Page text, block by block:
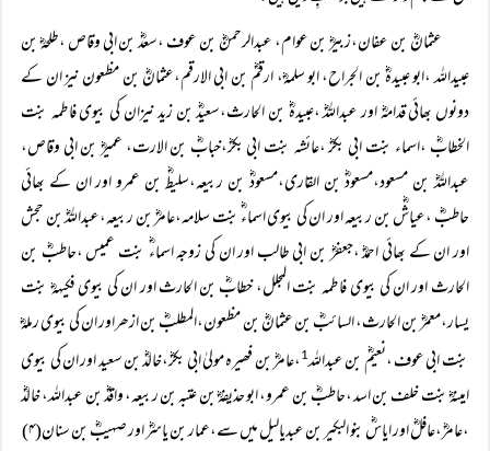
عثمانؓ بن عفان،زبیرؓ بن عوام، عبدالرحمنؓ بن عوف ،سعدؓ بن ابی وقاص ،طلحہؓ بن
عبیداللہ ،ابو عبیدہؓ بن الجراح، ابو سلمہؓ، ارقمؓ بن ابی الارقم،عثمانؓ بن مظعون نیز ان کے
دونوں بھائی قدامہؓ اور عبداللہؓ ،عبیدہؓ بن الحارث،سعیدؓ بن زید نیزان کی بیوی فاطمہ بنت
الخطابؓ ،اسماء بنت ابی بکرؓ ،عائشہ بنت ابی بکرؓ،خبابؓ بن الارت، عمیرؓ بن ابی وقاص،
عبداللہؓ بن مسعود،مسعودؓ بن القاری،مسعودؓ بن ربیعہ،سلیطؓ بن عمرو اور ان کے بھائی
حاطبؓ ،عیاشؓ بن ربیعہ اور ان کی بیوی اسماءؓ بنت سلامہ،عامرؓ بن ربیعہ،عبداللہؓ بن حجش
اور ان کے بھائی احمدؓ ،جعفرؓ بن ابی طالب اور ان کی زوجہ اسماءؓ بنت عمیس ،حاطبؓ بن
الحارث اور ان کی بیوی فاطمہ بنت المجلل، خطابؓ بن الحارث اور ان کی بیوی فکیہہؓ بنت
یسار،معمرؓ بن الحارث، السائبؓ بن عثمانؓ بن مظعون،المطلبؓ بن ازھراور ان کی بیوی رملہؓ
بنت ابی عوف ،نعیمؓ بن عبداللہ1 ،عامرؓ بن فھیرہ مولیٰ ابی بکرؓ،خالدؓ بن سعید اور ان کی بیوی
امینہؓ بنت خلف بن اسد ،حاطبؓ بن عمرو، ابو حذیفہؓ بن عتبہ بن ربیعہ، واقدؓ بن عبداللہ، خالدؓ
،عامرؓ،عافلؓ اور ایاسؓ بنو البکیر بن عبدیالیل میں سے،عمار بن یاسرؓ اور صہیبؓ بن سنان(۴)